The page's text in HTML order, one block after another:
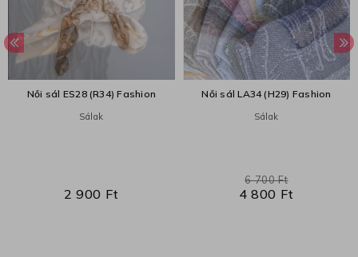
Női sál ES28 (R34) Fashion
Sálak
2 900 Ft
Női sál LA34 (H29) Fashion
Sálak
4 800 Ft
6 700 Ft